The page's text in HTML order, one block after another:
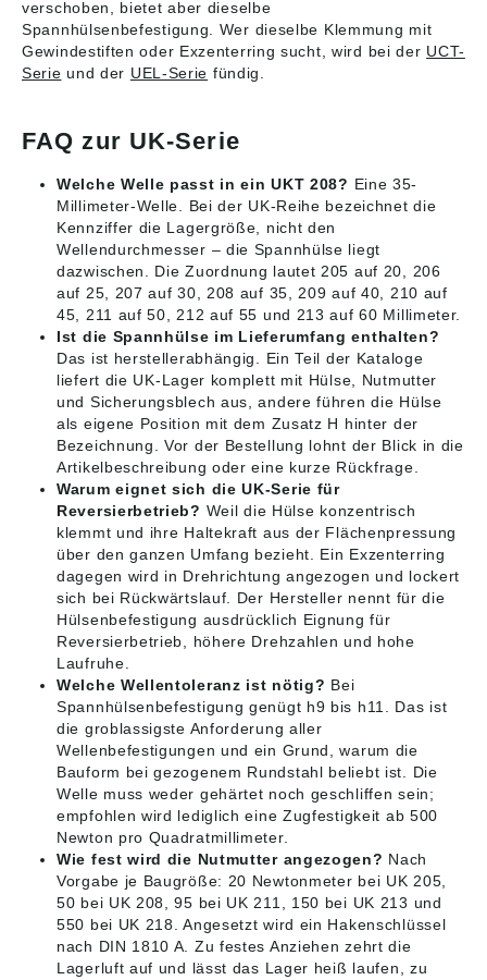
verschoben, bietet aber dieselbe
Spannhülsenbefestigung. Wer dieselbe Klemmung mit
Gewindestiften oder Exzenterring sucht, wird bei der UCT-
Serie und der UEL-Serie fündig.
FAQ zur UK-Serie
Welche Welle passt in ein UKT 208? Eine 35-
Millimeter-Welle. Bei der UK-Reihe bezeichnet die
Kennziffer die Lagergröße, nicht den
Wellendurchmesser – die Spannhülse liegt
dazwischen. Die Zuordnung lautet 205 auf 20, 206
auf 25, 207 auf 30, 208 auf 35, 209 auf 40, 210 auf
45, 211 auf 50, 212 auf 55 und 213 auf 60 Millimeter.
Ist die Spannhülse im Lieferumfang enthalten?
Das ist herstellerabhängig. Ein Teil der Kataloge
liefert die UK-Lager komplett mit Hülse, Nutmutter
und Sicherungsblech aus, andere führen die Hülse
als eigene Position mit dem Zusatz H hinter der
Bezeichnung. Vor der Bestellung lohnt der Blick in die
Artikelbeschreibung oder eine kurze Rückfrage.
Warum eignet sich die UK-Serie für
Reversierbetrieb? Weil die Hülse konzentrisch
klemmt und ihre Haltekraft aus der Flächenpressung
über den ganzen Umfang bezieht. Ein Exzenterring
dagegen wird in Drehrichtung angezogen und lockert
sich bei Rückwärtslauf. Der Hersteller nennt für die
Hülsenbefestigung ausdrücklich Eignung für
Reversierbetrieb, höhere Drehzahlen und hohe
Laufruhe.
Welche Wellentoleranz ist nötig? Bei
Spannhülsenbefestigung genügt h9 bis h11. Das ist
die groblassigste Anforderung aller
Wellenbefestigungen und ein Grund, warum die
Bauform bei gezogenem Rundstahl beliebt ist. Die
Welle muss weder gehärtet noch geschliffen sein;
empfohlen wird lediglich eine Zugfestigkeit ab 500
Newton pro Quadratmillimeter.
Wie fest wird die Nutmutter angezogen? Nach
Vorgabe je Baugröße: 20 Newtonmeter bei UK 205,
50 bei UK 208, 95 bei UK 211, 150 bei UK 213 und
550 bei UK 218. Angesetzt wird ein Hakenschlüssel
nach DIN 1810 A. Zu festes Anziehen zehrt die
Lagerluft auf und lässt das Lager heiß laufen, zu